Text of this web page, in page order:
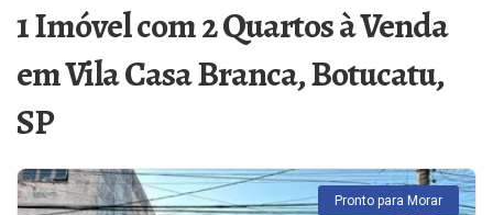
1 Imóvel com 2 Quartos à Venda
em Vila Casa Branca, Botucatu,
SP
Pronto para Morar